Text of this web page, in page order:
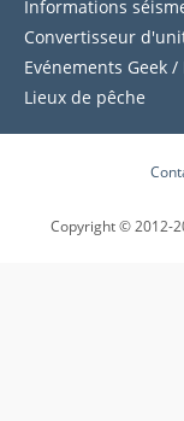
Informations
Convertisseur
Evénements Geek /
Lieux de pêche
Copyright © 2012-